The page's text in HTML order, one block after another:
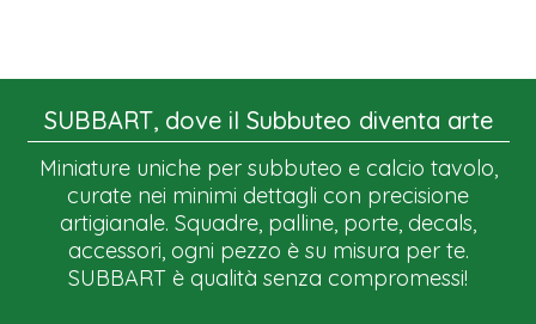
SUBBART, dove il Subbuteo diventa arte
Miniature uniche per subbuteo e calcio tavolo,
curate nei minimi dettagli con precisione
artigianale. Squadre, palline, porte, decals,
accessori, ogni pezzo è su misura per te.
SUBBART è qualità senza compromessi!